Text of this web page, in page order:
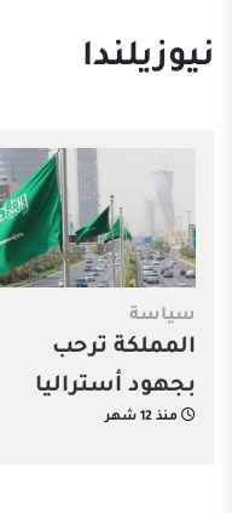
نيوزيلندا
سياسة
المملكة ترحب
بجهود أستراليا
ونيوزيلندا تجاه
منذ 12 شهر